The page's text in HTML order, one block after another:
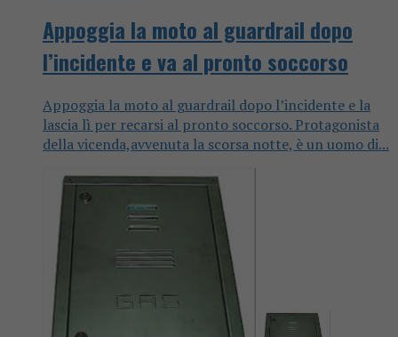
Appoggia la moto al guardrail dopo
l’incidente e va al pronto soccorso
Appoggia la moto al guardrail dopo l’incidente e la
lascia lì per recarsi al pronto soccorso. Protagonista
della vicenda,avvenuta la scorsa notte, è un uomo di...